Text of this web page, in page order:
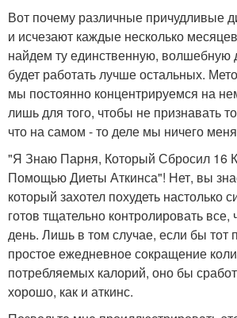
Вот почему различные причудливые
и исчезают каждые несколько
найдем ту единственную, волшебную
будет работать лучше остальных.
мы постоянно концентрируемся на
лишь для того, чтобы не признавать
что на самом - то деле мы ничего
"Я Знаю Парня, Который Сбросил 16
Помощью Диеты Аткинса"! Нет, вы
который захотел похудеть настолько
готов тщательно контролировать все,
день. Лишь в том случае, если бы тот
простое ежедневное сокращение
потребляемых калорий, оно бы
хорошо, как и аткинс.